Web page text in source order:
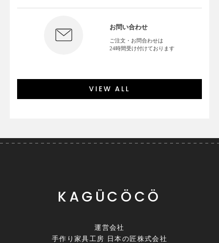
お問い合わせ
ご注文・お問合わせは
24時間受け付けております
VIEW ALL
KAGÜCÖCÖ
運営会社
手作り家具工房 日本の匠株式会社